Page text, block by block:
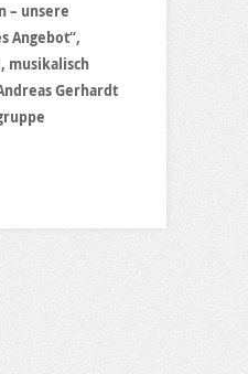
– unsere
Angebot“,
musikalisch
Gerhardt